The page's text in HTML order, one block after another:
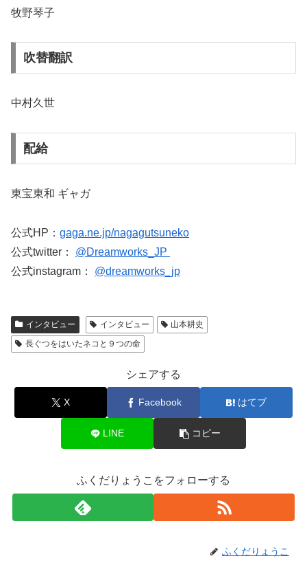
牧野琴子
吹替翻訳
中村久世
配給
東宝東和 ギャガ
公式HP： gaga.ne.jp/nagagutsuneko
公式twitter： @Dreamworks_JP
公式instagram： @dreamworks_jp
インタビュー インタビュー
山本耕史
長ぐつをはいたネコと９つの命
シェアする
X Facebook はてブ
LINE コピー
ふくだりょうこをフォローする
ふくだりょうこ